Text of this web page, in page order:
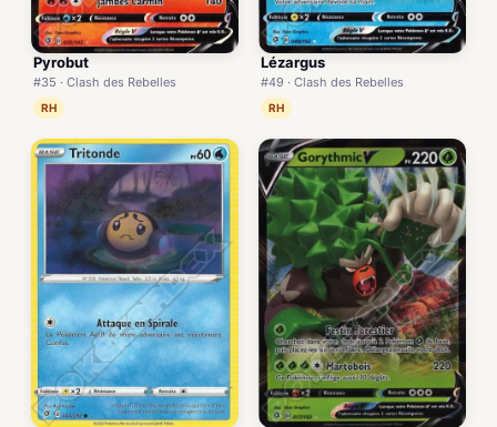
Pyrobut
#35 · Clash des Rebelles
RH
Lézargus
#49 · Clash des Rebelles
RH